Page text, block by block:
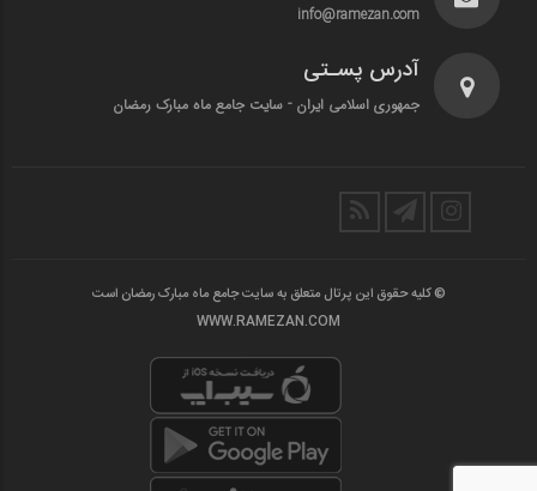
info@ramezan.com
آدرس پسـتی
جمهوری اسلامی ایران - سایت جامع ماه مبارک رمضان
© کلیه حقوق این پرتال متعلق به سایت جامع ماه مبارک رمضان است
WWW.RAMEZAN.COM